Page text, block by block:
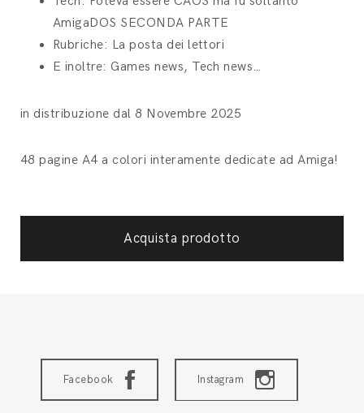
AmigaDOS SECONDA PARTE
Rubriche: La posta dei lettori
E inoltre: Games news, Tech news…
in distribuzione dal 8 Novembre 2025
48 pagine A4 a colori interamente dedicate ad Amiga!
Acquista prodotto
Facebook Instagram